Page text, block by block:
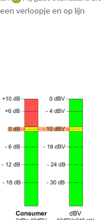
verloopje en op lijn